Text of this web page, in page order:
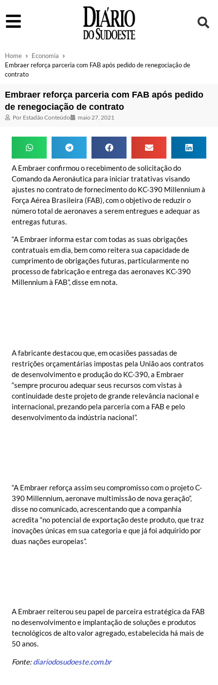
Home
Economia
Embraer reforça parceria com FAB após pedido de renegociação de
contrato
Embraer reforça parceria com FAB após pedido
de renegociação de contrato
Por Estadão Conteúdo maio 27, 2021
A Embraer confirmou o recebimento de solicitação do
Comando da Aeronáutica para iniciar tratativas visando
ajustes no contrato de fornecimento do KC-390 Millennium à
Força Aérea Brasileira (FAB), com o objetivo de reduzir o
número total de aeronaves a serem entregues e adequar as
entregas futuras.
“A Embraer informa estar com todas as suas obrigações
contratuais em dia, bem como reitera sua capacidade de
cumprimento de obrigações futuras, particularmente no
processo de fabricação e entrega das aeronaves KC-390
Millennium à FAB”, disse em nota.
A fabricante destacou que, em ocasiões passadas de
restrições orçamentárias impostas pela União aos contratos
de desenvolvimento e produção do KC-390, a Embraer
“sempre procurou adequar seus recursos com vistas à
continuidade deste projeto de grande relevância nacional e
internacional, prezando pela parceria com a FAB e pelo
desenvolvimento da indústria nacional”.
“A Embraer reforça assim seu compromisso com o projeto C-
390 Millennium, aeronave multimissão de nova geração”,
disse no comunicado, acrescentando que a companhia
acredita “no potencial de exportação deste produto, que traz
inovações únicas em sua categoria e que já foi adquirido por
duas nações europeias”.
A Embraer reiterou seu papel de parceira estratégica da FAB
no desenvolvimento e implantação de soluções e produtos
tecnológicos de alto valor agregado, estabelecida há mais de
50 anos.
Fonte:diariodosudoeste.com.br